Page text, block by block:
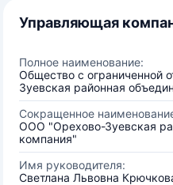
Управляющая
Полное наименование:
Общество с ограниченной
Зуевская районная
Сокращенное
ООО "Орехово-Зуевская
компания"
Имя руководителя:
Светлана Львовна